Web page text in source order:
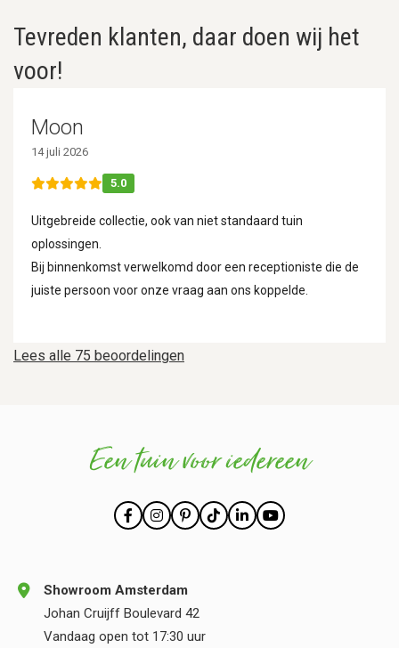
Tevreden klanten, daar doen wij het
voor!
Lees alle 75 beoordelingen
Moon
14 juli 2026
5.0
Uitgebreide collectie, ook van niet standaard tuin
oplossingen.
Bij binnenkomst verwelkomd door een receptioniste die de
juiste persoon voor onze vraag aan ons koppelde.
Een tuin voor iedereen
Showroom Amsterdam
Johan Cruijff Boulevard 42
Vandaag open tot 17:30 uur